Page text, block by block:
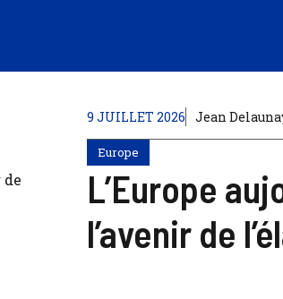
9 JUILLET 2026 Jean
Europe
L’Europe
l’avenir de